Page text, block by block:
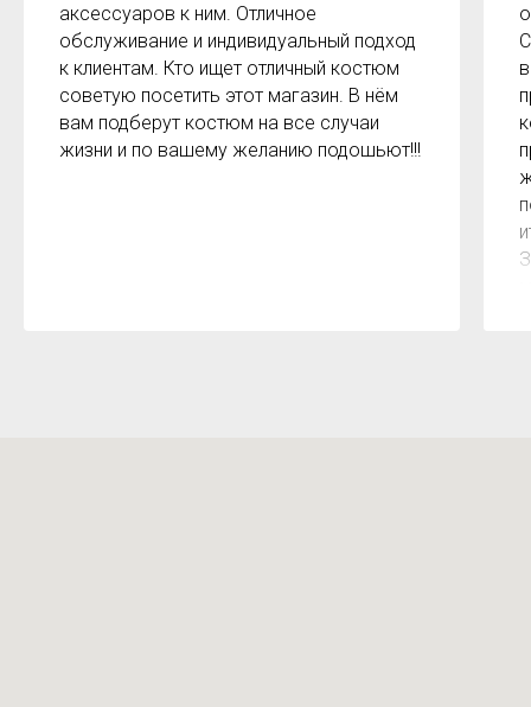
аксессуаров к ним. Отличное
обслуживание и индивидуальный подход
к клиентам. Кто ищет отличный костюм
советую посетить этот магазин. В нём
вам подберут костюм на все случаи
жизни и по вашему желанию подошьют!!!